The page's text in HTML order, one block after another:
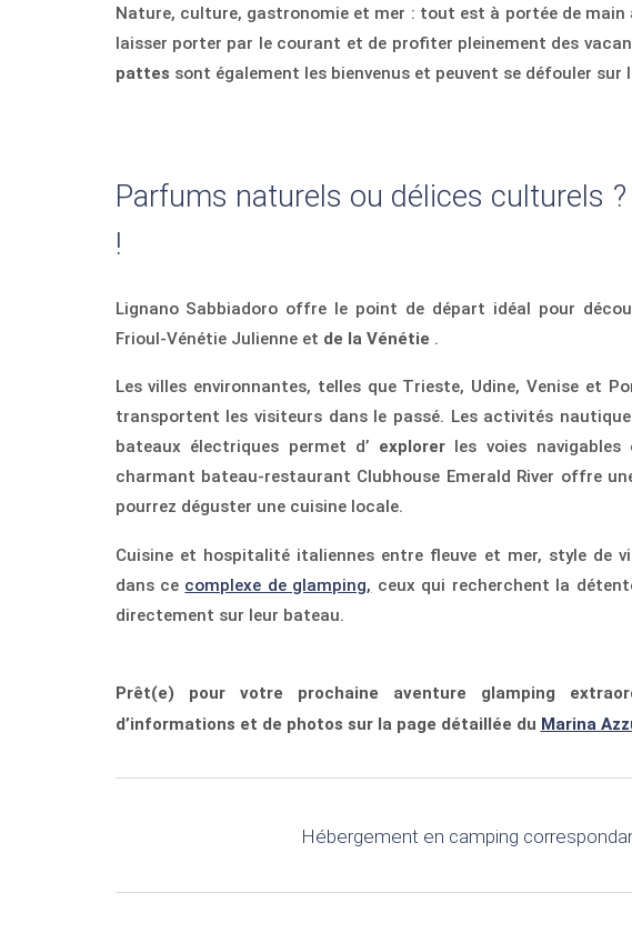
Nature, culture, gastronomie et mer : tout est à portée de main
laisser porter par le courant et de profiter pleinement des
pattes sont également les bienvenus et peuvent se défouler sur
Parfums naturels ou délices culturels
!
Lignano Sabbiadoro offre le point de départ idéal pour
Frioul-Vénétie Julienne et de la Vénétie .
Les villes environnantes, telles que Trieste, Udine, Venise et
transportent les visiteurs dans le passé. Les activités
bateaux électriques permet d’ explorerles voies navigables
charmant bateau-restaurant Clubhouse Emerald River offre
pourrez déguster une cuisine locale.
Cuisine et hospitalité italiennes entre fleuve et mer, style de
dans ce complexe de glamping, ceux qui recherchent la
directement sur leur bateau.
Prêt(e) pour votre prochaine aventure glamping
d’informations et de photos sur la page détaillée du Marina
Hébergement en camping